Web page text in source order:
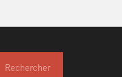
Rechercher